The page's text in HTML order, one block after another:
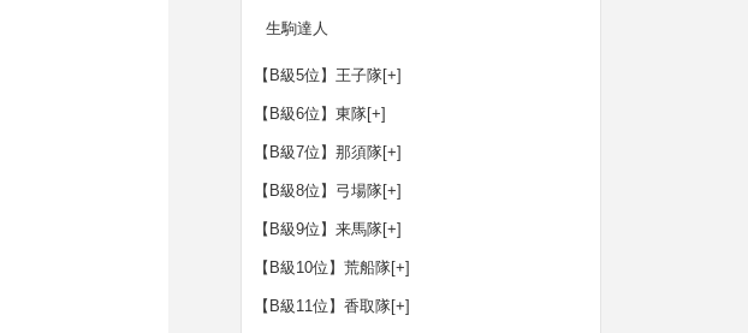
生駒達人
【B級5位】王子隊[+]
【B級6位】東隊[+]
【B級7位】那須隊[+]
【B級8位】弓場隊[+]
【B級9位】来馬隊[+]
【B級10位】荒船隊[+]
【B級11位】香取隊[+]